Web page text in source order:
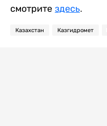
смотрите здесь.
Казахстан Казгидромет